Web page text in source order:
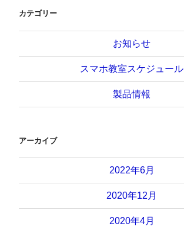
カテゴリー
お知らせ
スマホ教室スケジュール
製品情報
アーカイブ
2022年6月
2020年12月
2020年4月